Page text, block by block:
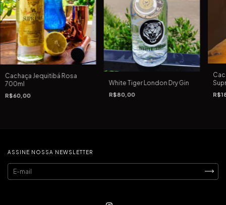
Cachaça Jequitibá Rosa
700ml
R$60,00
White Tiger London Dry Gin
R$80,00
ASSINE NOSSA NEWSLETTER